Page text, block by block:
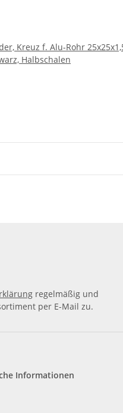
Kreuz f. Alu-Rohr
Halbschalen
regelmäßig und
per E-Mail zu.
Informationen